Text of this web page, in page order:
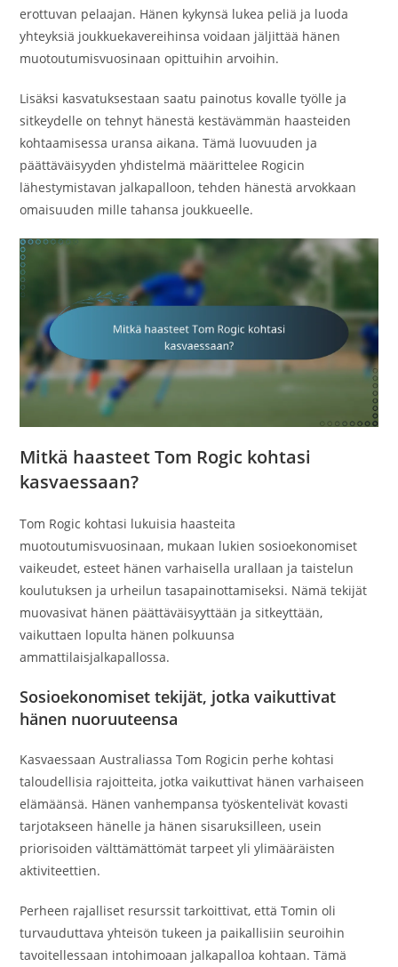
erottuvan pelaajan. Hänen kykynsä lukea peliä ja luoda
yhteyksiä joukkuekavereihinsa voidaan jäljittää hänen
muotoutumisvuosinaan opittuihin arvoihin.
Lisäksi kasvatuksestaan saatu painotus kovalle työlle ja
sitkeydelle on tehnyt hänestä kestävämmän haasteiden
kohtaamisessa uransa aikana. Tämä luovuuden ja
päättäväisyyden yhdistelmä määrittelee Rogicin
lähestymistavan jalkapalloon, tehden hänestä arvokkaan
omaisuuden mille tahansa joukkueelle.
Mitkä haasteet Tom Rogic kohtasi
kasvaessaan?
Tom Rogic kohtasi lukuisia haasteita
muotoutumisvuosinaan, mukaan lukien sosioekonomiset
vaikeudet, esteet hänen varhaisella urallaan ja taistelun
koulutuksen ja urheilun tasapainottamiseksi. Nämä tekijät
muovasivat hänen päättäväisyyttään ja sitkeyttään,
vaikuttaen lopulta hänen polkuunsa
ammattilaisjalkapallossa.
Sosioekonomiset tekijät, jotka vaikuttivat
hänen nuoruuteensa
Kasvaessaan Australiassa Tom Rogicin perhe kohtasi
taloudellisia rajoitteita, jotka vaikuttivat hänen varhaiseen
elämäänsä. Hänen vanhempansa työskentelivät kovasti
tarjotakseen hänelle ja hänen sisaruksilleen, usein
priorisoiden välttämättömät tarpeet yli ylimääräisten
aktiviteettien.
Perheen rajalliset resurssit tarkoittivat, että Tomin oli
turvauduttava yhteisön tukeen ja paikallisiin seuroihin
tavoitellessaan intohimoaan jalkapalloa kohtaan. Tämä